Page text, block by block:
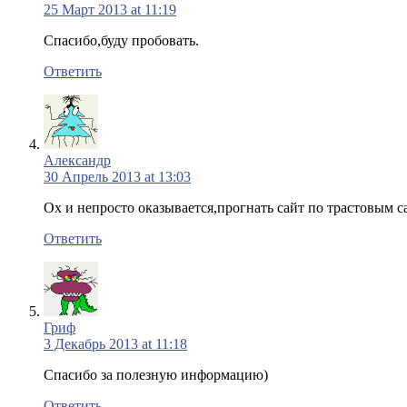
25 Март 2013 at 11:19
Спасибо,буду пробовать.
Ответить
Александр
30 Апрель 2013 at 13:03
Ох и непросто оказывается,прогнать сайт по трастовым
Ответить
Гриф
3 Декабрь 2013 at 11:18
Спасибо за полезную информацию)